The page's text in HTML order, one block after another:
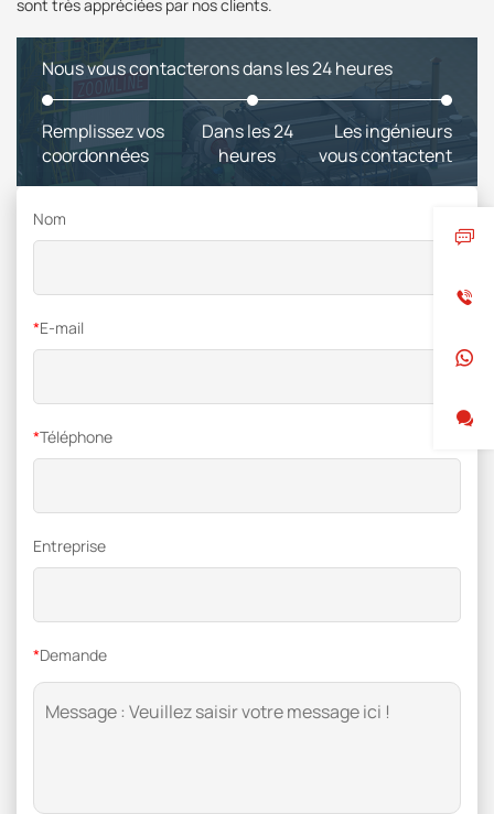
sont très appréciées par nos clients.
Nous vous contacterons dans les 24 heures
Remplissez vos
coordonnées
Dans les 24
heures
Les ingénieurs
vous contactent
Nom
*E-mail
*Téléphone
Entreprise
*Demande